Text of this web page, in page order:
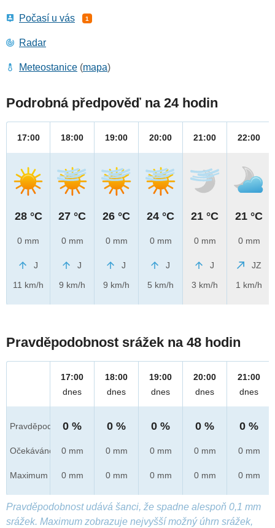
Počasí u vás 1
Radar
Meteostanice (mapa)
Podrobná předpověď na 24 hodin
17:00
28 °C
0 mm
J
11 km/h
18:00
27 °C
0 mm
J
9 km/h
19:00
26 °C
0 mm
J
9 km/h
20:00
24 °C
0 mm
J
5 km/h
21:00
21 °C
0 mm
J
3 km/h
22:00
21 °C
0 mm
JZ
1 km/h
Pravděpodobnost srážek na 48 hodin
Pravděpod.
Očekáváno
Maximum
17:00
dnes
0 %
0 mm
0 mm
18:00
dnes
0 %
0 mm
0 mm
19:00
dnes
0 %
0 mm
0 mm
20:00
dnes
0 %
0 mm
0 mm
21:00
dnes
0 %
0 mm
0 mm
Pravděpodobnost udává šanci, že spadne alespoň 0,1 mm
srážek. Maximum zobrazuje nejvyšší možný úhrn srážek,